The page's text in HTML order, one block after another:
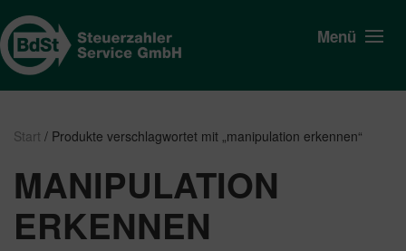
Menü
Start / Produkte verschlagwortet mit „manipulation erkennen“
MANIPULATION
ERKENNEN